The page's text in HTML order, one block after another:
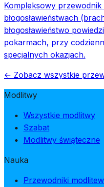
Kompleksowy
błogosławieństwach
błogosławieństwo
pokarmach, przy
specjalnych okazjach.
← Zobacz wszystkie
Modlitwy
Wszystkie modlitwy
Szabat
Modlitwy świąteczne
Nauka
Przewodniki